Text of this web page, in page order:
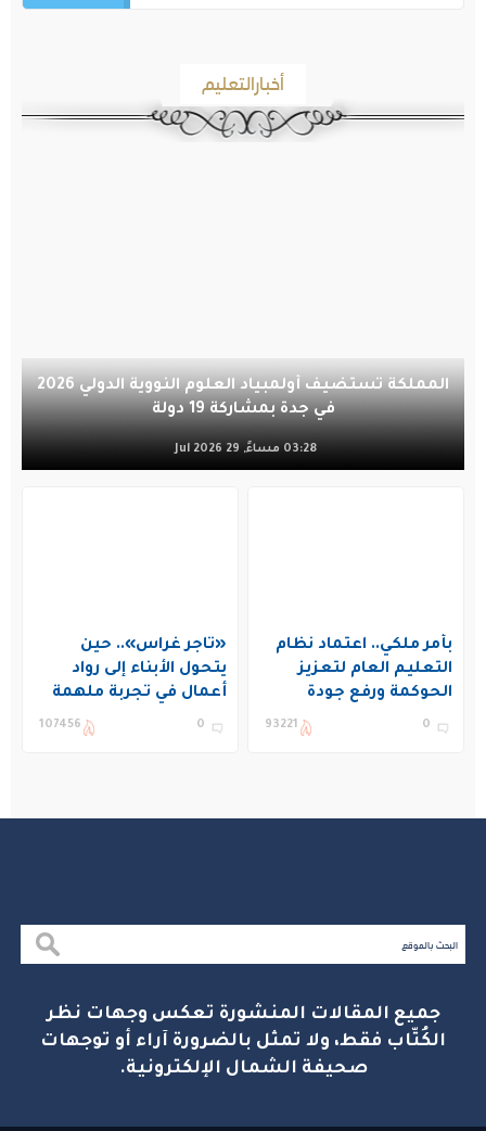
أخبارالتعليم
المملكة تستضيف أولمبياد العلوم النووية الدولي 2026
في جدة بمشاركة 19 دولة
03:28 مساءً, 29 Jul 2026
بأمر ملكي.. اعتماد نظام
التعليم العام لتعزيز
الحوكمة ورفع جودة
التعليم في المملكة
0
93221
«تاجر غراس».. حين
يتحول الأبناء إلى رواد
أعمال في تجربة ملهمة
بنادي غراس الصيفي
0
107456
جميع المقالات المنشورة تعكس وجهات نظر
الكُتّاب فقط، ولا تمثل بالضرورة آراء أو توجهات
صحيفة الشمال الإلكترونية.